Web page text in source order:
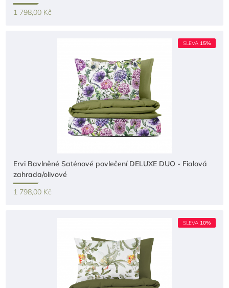
1 798,00 Kč
SLEVA 15%
Ervi Bavlněné Saténové povlečení DELUXE DUO - Fialová
zahrada/olivové
1 798,00 Kč
SLEVA 10%